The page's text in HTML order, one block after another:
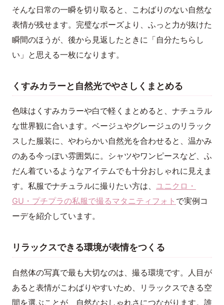
そんな日常の一瞬を切り取ると、こわばりのない自然な
表情が残せます。完璧なポーズより、ふっと力が抜けた
瞬間のほうが、後から見返したときに「自分たちらし
い」と思える一枚になります。
くすみカラーと自然光でやさしくまとめる
色味はくすみカラーや白で軽くまとめると、ナチュラル
な世界観に合います。ベージュやグレージュのリラック
スした服装に、やわらかい自然光を合わせると、温かみ
のある今っぽい雰囲気に。シャツやワンピースなど、ふ
だん着ているようなアイテムでも十分おしゃれに見えま
す。私服でナチュラルに撮りたい方は、 ユニクロ・
GU・プチプラの私服で撮るマタニティフォト で実例コ
ーデを紹介しています。
リラックスできる環境が表情をつくる
自然体の写真で最も大切なのは、撮る環境です。人目が
あると表情がこわばりやすいため、リラックスできる空
間を選ぶことが、自然なおしゃれさにつながります。誰